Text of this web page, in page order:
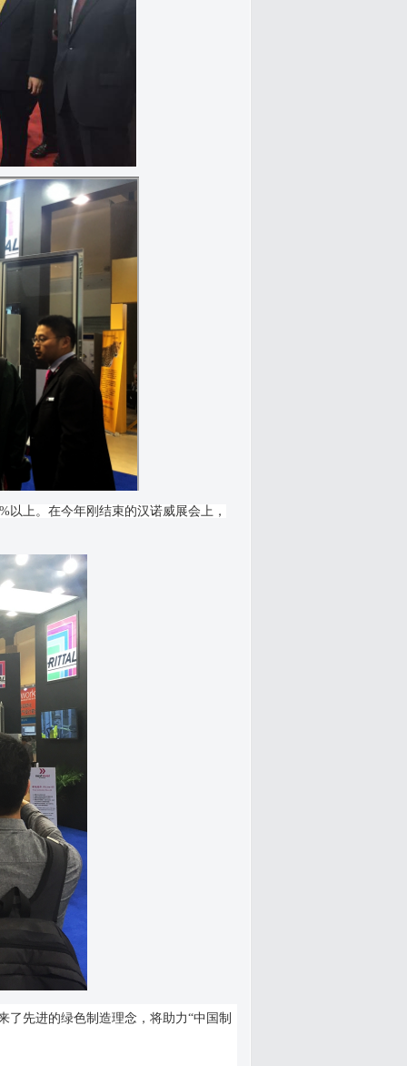
以上。在今年刚结束的汉诺威展会上，
了先进的绿色制造理念，将助力“中国制